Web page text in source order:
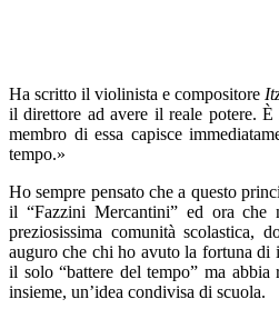
Ha scritto il violinista e compositore
il direttore ad avere il reale potere. È
membro di essa capisce
tempo.»
Ho sempre pensato che a questo
il “Fazzini Mercantini” ed ora che
preziosissima comunità scolastica,
auguro che chi ho avuto la fortuna di
il solo “battere del tempo” ma abbia
insieme, un’idea condivisa di scuola.